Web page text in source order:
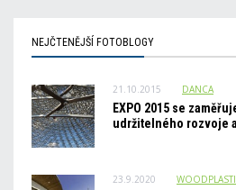
NEJČTENĚJŠÍ FOTOBLOGY
21.10.2015 DANCA
EXPO 2015 se
udržitelného rozvoje
23.9.2020